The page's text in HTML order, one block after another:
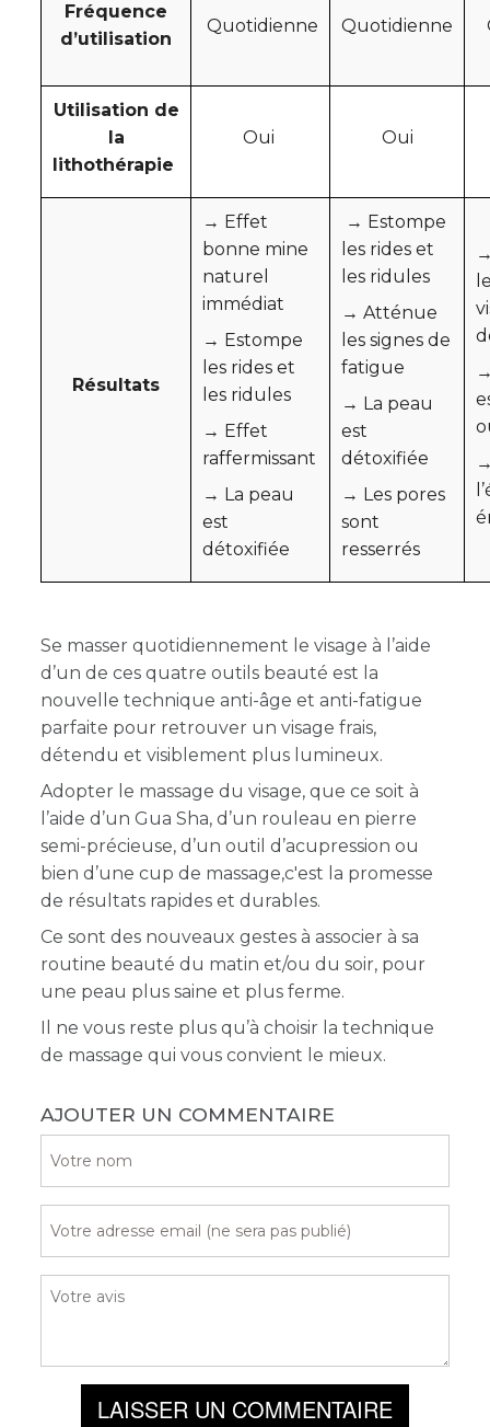
Fréquence
d’utilisation
Quotidienne Quotidienne
Utilisation de
la
lithothérapie
Oui Oui
Résultats
→ Effet
bonne mine
naturel
immédiat
→ Estompe
les rides et
les ridules
→ Effet
raffermissant
→ La peau
est
détoxifiée
→ Estompe
les rides et
les ridules
→ Atténue
les signes de
fatigue
→ La peau
est
détoxifiée
→ Les pores
sont
resserrés
Se masser quotidiennement le visage à l’aide
d’un de ces quatre outils beauté est la
nouvelle technique anti-âge et anti-fatigue
parfaite pour retrouver un visage frais,
détendu et visiblement plus lumineux.
Adopter le massage du visage, que ce soit à
l’aide d’un Gua Sha, d’un rouleau en pierre
semi-précieuse, d’un outil d’acupression ou
bien d’une cup de massage,c'est la promesse
de résultats rapides et durables.
Ce sont des nouveaux gestes à associer à sa
routine beauté du matin et/ou du soir, pour
une peau plus saine et plus ferme.
Il ne vous reste plus qu’à choisir la technique
de massage qui vous convient le mieux.
AJOUTER UN COMMENTAIRE
LAISSER UN COMMENTAIRE